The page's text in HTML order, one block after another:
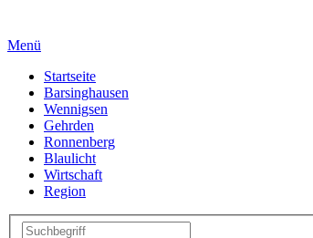
Menü
Startseite
Barsinghausen
Wennigsen
Gehrden
Ronnenberg
Blaulicht
Wirtschaft
Region